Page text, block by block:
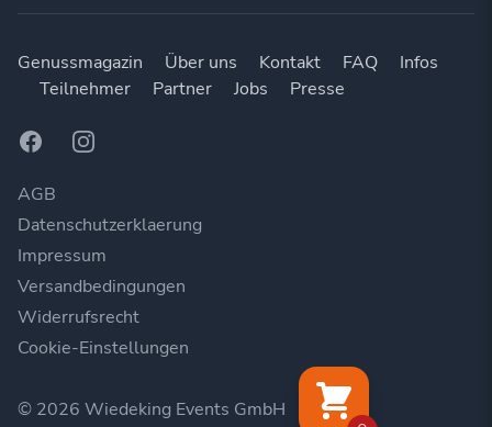
Genussmagazin Über uns Kontakt FAQ
Infos
Teilnehmer
Partner Jobs Presse
FacebookInstagram
AGB
Datenschutzerklaerung
Impressum
Versandbedingungen
Widerrufsrecht
Cookie-Einstellungen
© 2026 Wiedeking Events GmbH